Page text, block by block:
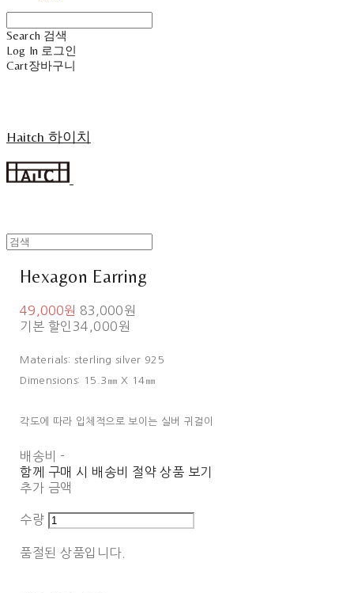
Search 검색
Log In 로그인
Cart장바구니
Haitch 하이치
Hexagon Earring
49,000원 83,000원
기본 할인 34,000원
Materials: sterling silver 925
Dimensions: 15.3㎜ X 14㎜
각도에 따라 입체적으로 보이는 실버 귀걸이
배송비 -
함께 구매 시 배송비 절약 상품 보기
추가 금액
수량
품절된 상품입니다.